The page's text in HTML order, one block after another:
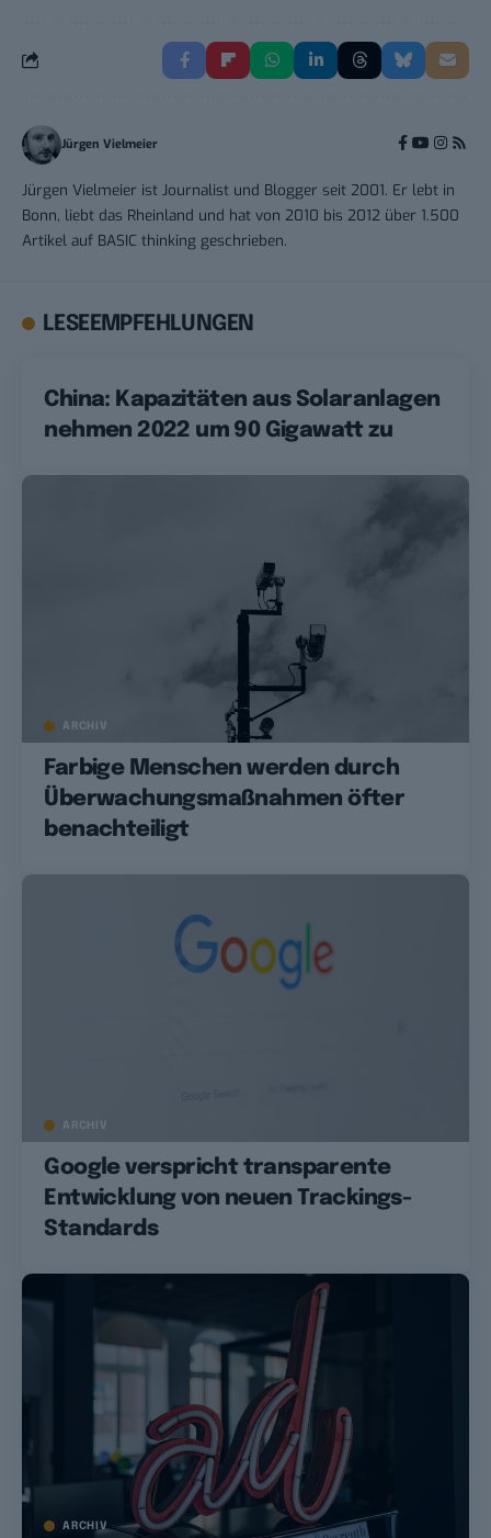
Jürgen Vielmeier
Jürgen Vielmeier ist Journalist und Blogger seit 2001. Er lebt in
Bonn, liebt das Rheinland und hat von 2010 bis 2012 über 1.500
Artikel auf BASIC thinking geschrieben.
LESEEMPFEHLUNGEN
China: Kapazitäten aus Solaranlagen
nehmen 2022 um 90 Gigawatt zu
ARCHIV
Farbige Menschen werden durch
Überwachungsmaßnahmen öfter
benachteiligt
ARCHIV
Google verspricht transparente
Entwicklung von neuen Trackings-
Standards
ARCHIV